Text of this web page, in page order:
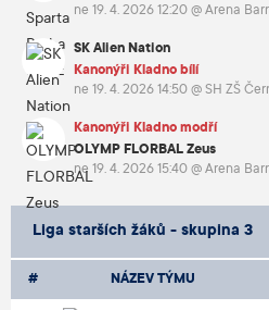
ne 19. 4. 2026 12:20 @ Arena
SK Alien Nation
Kanonýři Kladno bílí
ne 19. 4. 2026 14:50 @ SH ZŠ
Kanonýři Kladno modří
OLYMP FLORBAL Zeus
ne 19. 4. 2026 15:40 @ Arena
Liga starších žáků - skupina 3
NÁZEV TÝMU